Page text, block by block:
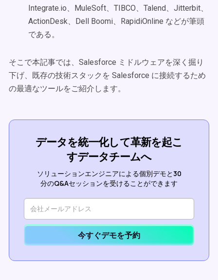
Integrate.io、MuleSoft、TIBCO、Talend、Jitterbit、
ActionDesk、Dell Boomi、RapidiOnline などが筆頭
である。
そこで本記事では、Salesforce ミドルウェアを深く掘り
下げ、既存の技術スタックを Salesforce に接続するため
の最適なツールをご紹介します。
データを統一化して革新を起こ
すデータチームへ
ソリューションエンジニアによる個別デモと30
分のQ&Aセッションを受けることができます
今すぐデモを予約